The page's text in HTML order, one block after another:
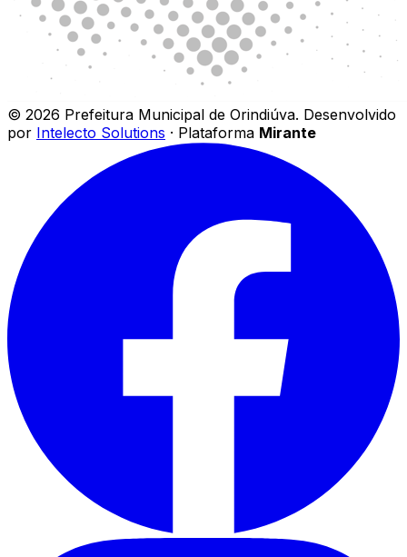
© 2026 Prefeitura Municipal de Orindiúva. Desenvolvido
por Intelecto Solutions · Plataforma Mirante